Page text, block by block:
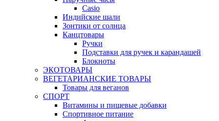
Casio
Индийские шали
Зонтики от солнца
Канцтовары
Ручки
Подставки для ручек и карандашей
Блокноты
ЭКОТОВАРЫ
ВЕГЕТАРИАНСКИЕ ТОВАРЫ
Товары для веганов
СПОРТ
Витамины и пищевые добавки
Спортивное питание